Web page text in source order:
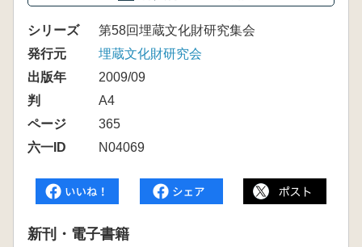
シリーズ
第58回埋蔵文化財研究集会
発行元
埋蔵文化財研究会
出版年
2009/09
判
A4
ページ
365
六一ID
N04069
新刊・電子書籍